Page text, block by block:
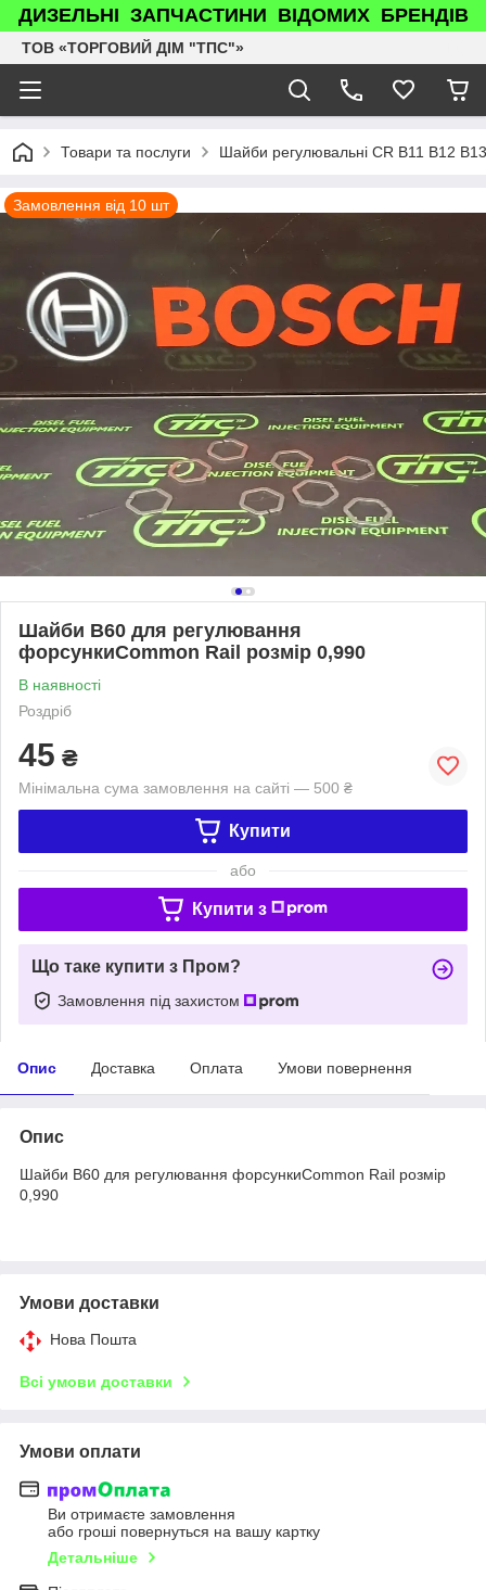
ДИЗЕЛЬНІ ЗАПЧАСТИНИ ВІДОМИХ БРЕНДІВ
ТОВ «ТОРГОВИЙ ДІМ "ТПС"»
Товари та послуги Шайби регулювальні CR B11 B12
Замовлення від 10 шт
Шайби B60 для регулювання
форсункиCommon Rail розмір 0,990
В наявності
Роздріб
45 ₴
Мінімальна сума замовлення на сайті — 500 ₴
Купити
або
Купити з
Що таке купити з Пром?
Замовлення під захистом
Опис Доставка Оплата Умови повернення
Опис
Шайби B60 для регулювання форсункиCommon Rail розмір
0,990
Умови доставки
Нова Пошта
Всі умови доставки
Умови оплати
Ви отримаєте замовлення
або гроші повернуться на вашу картку
Детальніше